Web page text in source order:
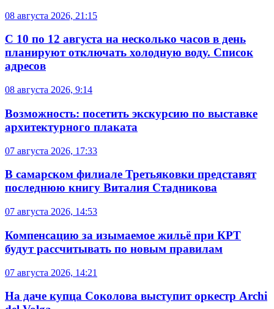
08 августа 2026, 21:15
С 10 по 12 августа на несколько часов в день
планируют отключать холодную воду. Список
адресов
08 августа 2026, 9:14
Возможность: посетить экскурсию по выставке
архитектурного плаката
07 августа 2026, 17:33
В самарском филиале Третьяковки представят
последнюю книгу Виталия Стадникова
07 августа 2026, 14:53
Компенсацию за изымаемое жильё при КРТ
будут рассчитывать по новым правилам
07 августа 2026, 14:21
На даче купца Соколова выступит оркестр Archi